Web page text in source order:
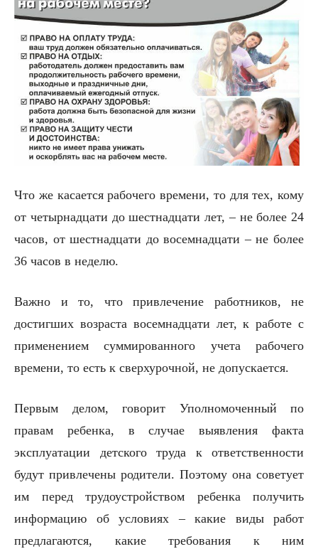
Что же касается рабочего времени, то для тех, кому
от четырнадцати до шестнадцати лет, – не более 24
часов, от шестнадцати до восемнадцати – не более
36 часов в неделю.
Важно и то, что привлечение работников, не
достигших возраста восемнадцати лет, к работе с
применением суммированного учета рабочего
времени, то есть к сверхурочной, не допускается.
Первым делом, говорит Уполномоченный по
правам ребенка, в случае выявления факта
эксплуатации детского труда к ответственности
будут привлечены родители. Поэтому она советует
им перед трудоустройством ребенка получить
информацию об условиях – какие виды работ
предлагаются, какие требования к ним